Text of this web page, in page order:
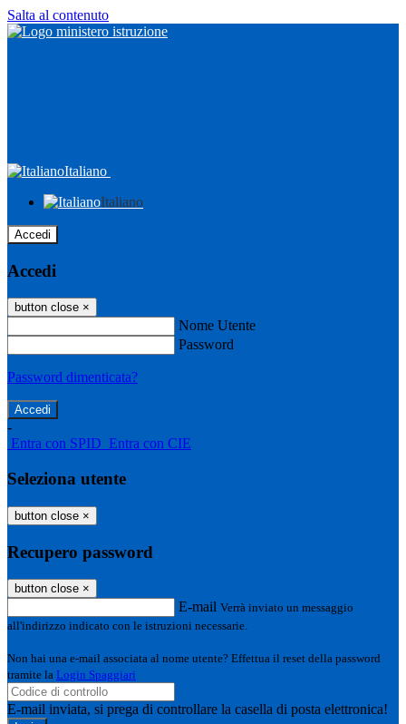
Salta al contenuto
Italiano
Italiano
Accedi
Accedi
button close ×
Nome Utente
Password
Password dimenticata?
-
Entra con SPID Entra con CIE
Seleziona utente
button close ×
Recupero password
button close ×
E-mail Verrà inviato un messaggio
all'indirizzo indicato con le istruzioni necessarie.
Non hai una e-mail associata al nome utente? Effettua il reset della password
tramite la Login Spaggiari
E-mail inviata, si prega di controllare la casella di posta elettronica!